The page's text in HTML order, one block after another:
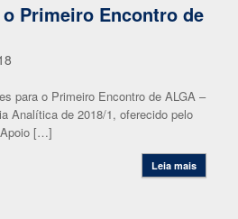
Primeiro Encontro de
para o Primeiro Encontro de ALGA –
Analítica de 2018/1, oferecido pelo
Apoio […]
Leia mais